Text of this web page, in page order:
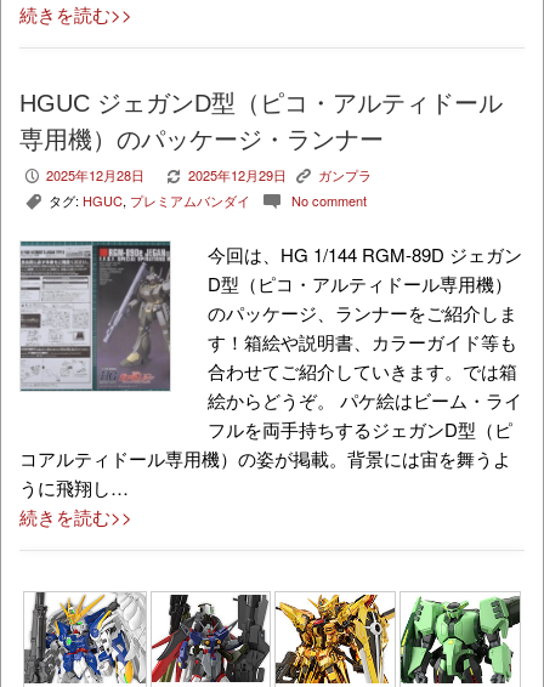
続きを読む>>
HGUC ジェガンD型（ピコ・アルティドール
専用機）のパッケージ・ランナー
P 2025年12月28日 V 2025年12月29日 K ガンプラ
, タグ: HGUC, プレミアムバンダイ c No comment
今回は、HG 1/144 RGM-89D ジェガン
D型（ピコ・アルティドール専用機）
のパッケージ、ランナーをご紹介しま
す！箱絵や説明書、カラーガイド等も
合わせてご紹介していきます。では箱
絵からどうぞ。 パケ絵はビーム・ライ
フルを両手持ちするジェガンD型（ピ
コアルティドール専用機）の姿が掲載。背景には宙を舞うよ
うに飛翔し…
続きを読む>>